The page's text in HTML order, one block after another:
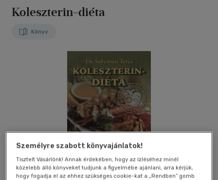
Koleszterin-diéta
Könyv
Személyre szabott könyvajánlatok!
Tisztelt Vásárlónk! Annak érdekében, hogy az ízléséhez minél
közelebb álló könyveket tudjunk a figyelmébe ajánlani, arra kérjük,
hogy fogadja el az ehhez szükséges cookie-kat a „Rendben” gomb